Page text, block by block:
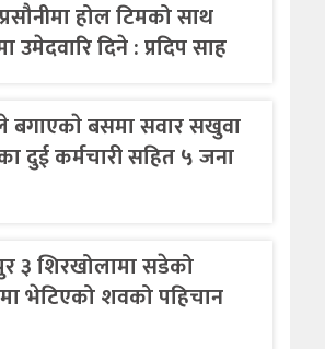
होल टिमको साथ
उमेदवारि दिने : प्रदिप साह
बगाएकाे बसमा सवार सखुवा
दुई कर्मचारी सहित ५ जना
३ शिरखोलामा सडेको
भेटिएको शवको पहिचान